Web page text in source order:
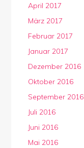
April 2017
März 2017
Februar 2017
Januar 2017
Dezember 2016
Oktober 2016
September 2016
Juli 2016
Juni 2016
Mai 2016